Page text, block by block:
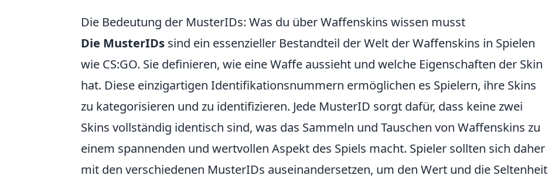
Die Bedeutung der MusterIDs: Was du über Waffenskins wissen musst
Die MusterIDs sind ein essenzieller Bestandteil der Welt der Waffenskins in Spielen
wie CS:GO. Sie definieren, wie eine Waffe aussieht und welche Eigenschaften der Skin
hat. Diese einzigartigen Identifikationsnummern ermöglichen es Spielern, ihre Skins
zu kategorisieren und zu identifizieren. Jede MusterID sorgt dafür, dass keine zwei
Skins vollständig identisch sind, was das Sammeln und Tauschen von Waffenskins zu
einem spannenden und wertvollen Aspekt des Spiels macht. Spieler sollten sich daher
mit den verschiedenen MusterIDs auseinandersetzen, um den Wert und die Seltenheit